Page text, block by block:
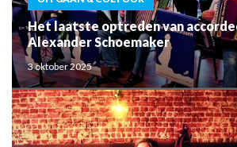
Het laatste optreden van
Alexander Schoemaker
3 oktober 2025